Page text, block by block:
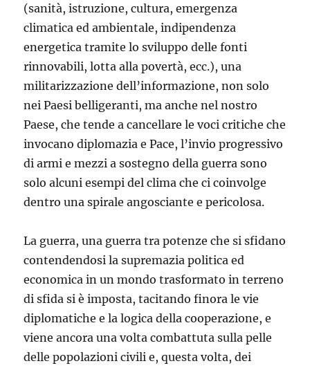
(sanità, istruzione, cultura, emergenza
climatica ed ambientale, indipendenza
energetica tramite lo sviluppo delle fonti
rinnovabili, lotta alla povertà, ecc.), una
militarizzazione dell’informazione, non solo
nei Paesi belligeranti, ma anche nel nostro
Paese, che tende a cancellare le voci critiche che
invocano diplomazia e Pace, l’invio progressivo
di armi e mezzi a sostegno della guerra sono
solo alcuni esempi del clima che ci coinvolge
dentro una spirale angosciante e pericolosa.
La guerra, una guerra tra potenze che si sfidano
contendendosi la supremazia politica ed
economica in un mondo trasformato in terreno
di sfida si è imposta, tacitando finora le vie
diplomatiche e la logica della cooperazione, e
viene ancora una volta combattuta sulla pelle
delle popolazioni civili e, questa volta, dei